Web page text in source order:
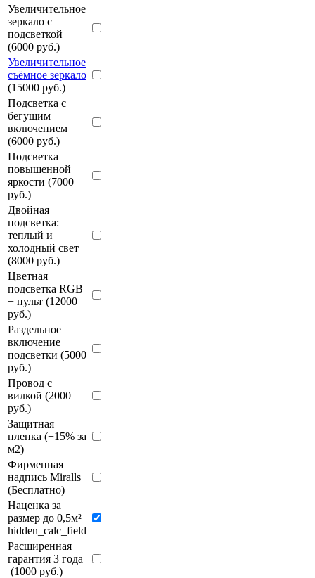
Увеличительное
зеркало с
подсветкой
(6000 руб.)
Увеличительное
съёмное зеркало
(15000 руб.)
Подсветка с
бегущим
включением
(6000 руб.)
Подсветка
повышенной
яркости (7000
руб.)
Двойная
подсветка:
теплый и
холодный свет
(8000 руб.)
Цветная
подсветка RGB
+ пульт (12000
руб.)
Раздельное
включение
подсветки (5000
руб.)
Провод с
вилкой (2000
руб.)
Защитная
пленка (+15% за
м2)
Фирменная
надпись Miralls
(Бесплатно)
Наценка за
размер до 0,5м²
hidden_calc_field
Расширенная
гарантия 3 года
(1000 руб.)